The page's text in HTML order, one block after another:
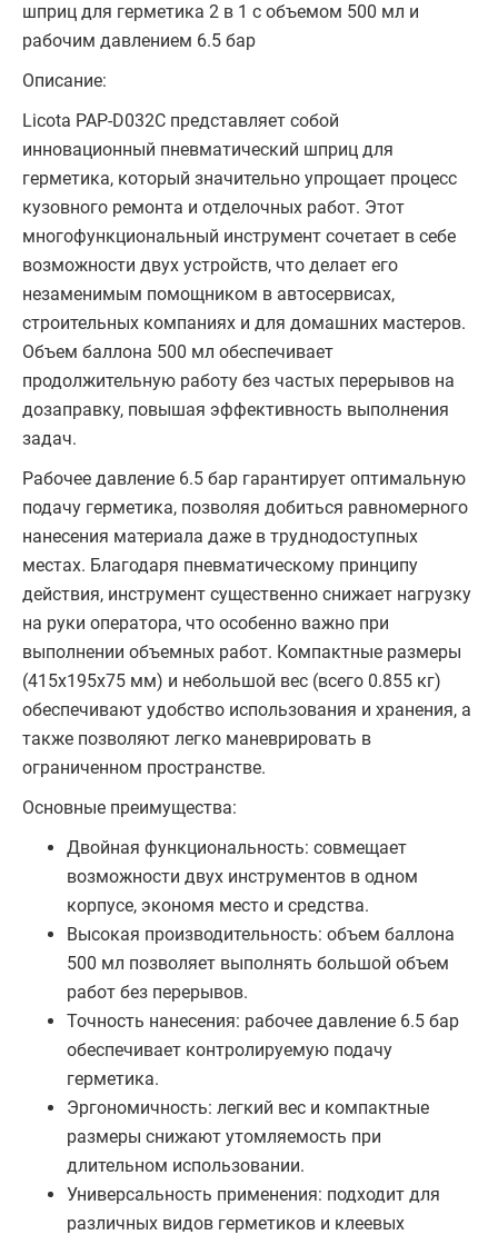
шприц для герметика 2 в 1 с объемом 500 мл и
рабочим давлением 6.5 бар
Описание:
Licota PAP-D032C представляет собой
инновационный пневматический шприц для
герметика, который значительно упрощает процесс
кузовного ремонта и отделочных работ. Этот
многофункциональный инструмент сочетает в себе
возможности двух устройств, что делает его
незаменимым помощником в автосервисах,
строительных компаниях и для домашних мастеров.
Объем баллона 500 мл обеспечивает
продолжительную работу без частых перерывов на
дозаправку, повышая эффективность выполнения
задач.
Рабочее давление 6.5 бар гарантирует оптимальную
подачу герметика, позволяя добиться равномерного
нанесения материала даже в труднодоступных
местах. Благодаря пневматическому принципу
действия, инструмент существенно снижает нагрузку
на руки оператора, что особенно важно при
выполнении объемных работ. Компактные размеры
(415х195х75 мм) и небольшой вес (всего 0.855 кг)
обеспечивают удобство использования и хранения, а
также позволяют легко маневрировать в
ограниченном пространстве.
Основные преимущества:
Двойная функциональность: совмещает
возможности двух инструментов в одном
корпусе, экономя место и средства.
Высокая производительность: объем баллона
500 мл позволяет выполнять большой объем
работ без перерывов.
Точность нанесения: рабочее давление 6.5 бар
обеспечивает контролируемую подачу
герметика.
Эргономичность: легкий вес и компактные
размеры снижают утомляемость при
длительном использовании.
Универсальность применения: подходит для
различных видов герметиков и клеевых